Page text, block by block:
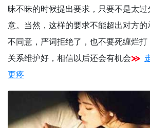
昧不昧的时候提出要求，只要不是太
意。当然，这样的要求不能超出对方
不同意，严词拒绝了，也不要死缠烂
关系维护好，相信以后还会有机会
更疼